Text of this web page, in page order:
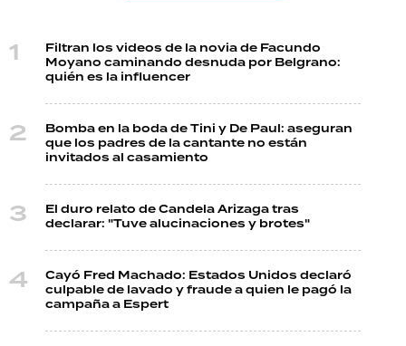
Filtran los videos de la novia de Facundo
Moyano caminando desnuda por Belgrano:
quién es la influencer
Bomba en la boda de Tini y De Paul: aseguran
que los padres de la cantante no están
invitados al casamiento
El duro relato de Candela Arizaga tras
declarar: "Tuve alucinaciones y brotes"
Cayó Fred Machado: Estados Unidos declaró
culpable de lavado y fraude a quien le pagó la
campaña a Espert